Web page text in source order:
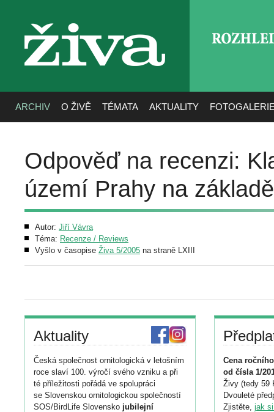
živa
ARCHIV O ŽIVĚ TÉMATA AKTUALITY
Odpověď na recenzi:
území Prahy na
Autor: Jiří Vávra
Téma: Recenze / Reviews
Vyšlo v časopise Živa 5/2005 na straně LXIII
Aktuality
Česká společnost ornitologická v letošním
roce slaví 100. výročí svého vzniku a při
té příležitosti pořádá ve spolupráci
se Slovenskou ornitologickou společností
SOS/BirdLife Slovensko jubilejní
Cena
od čísla 1/
Živy (tedy 59
Dvouleté
Zjistěte, jak